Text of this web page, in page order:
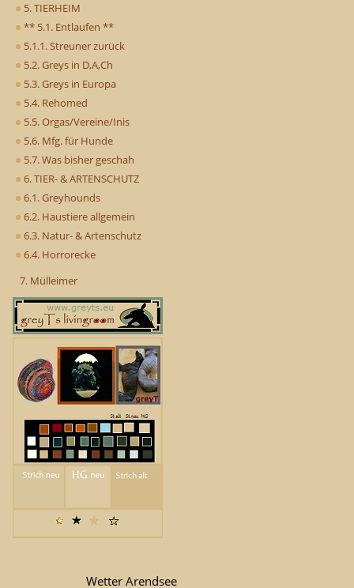
5. TIERHEIM
** 5.1. Entlaufen **
5.1.1. Streuner zurück
5.2. Greys in D,A,Ch
5.3. Greys in Europa
5.4. Rehomed
5.5. Orgas/Vereine/Inis
5.6. Mfg. für Hunde
5.7. Was bisher geschah
6. TIER- & ARTENSCHUTZ
6.1. Greyhounds
6.2. Haustiere allgemein
6.3. Natur- & Artenschutz
6.4. Horrorecke
7. Mülleimer
Wetter Arendsee